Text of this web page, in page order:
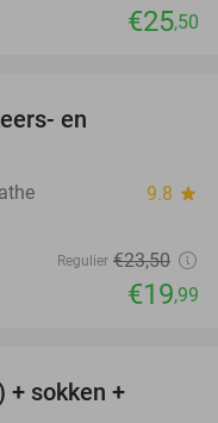
€25,50
en
9.8 star
Regulier €23,50
€19,99
+ sokken +